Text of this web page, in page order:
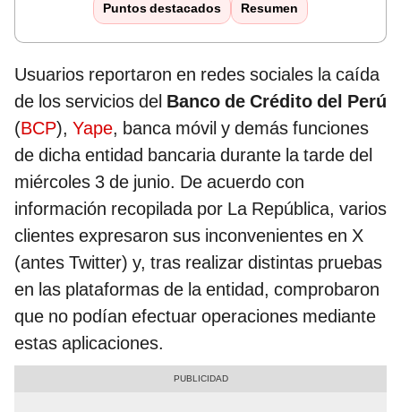
Puntos destacados Resumen
Usuarios reportaron en redes sociales la caída
de los servicios del Banco de Crédito del Perú
(BCP), Yape, banca móvil y demás funciones
de dicha entidad bancaria durante la tarde del
miércoles 3 de junio. De acuerdo con
información recopilada por La República, varios
clientes expresaron sus inconvenientes en X
(antes Twitter) y, tras realizar distintas pruebas
en las plataformas de la entidad, comprobaron
que no podían efectuar operaciones mediante
estas aplicaciones.